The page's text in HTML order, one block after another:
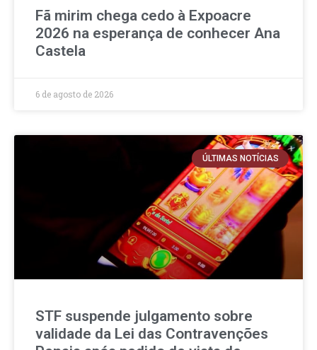
Fã mirim chega cedo à Expoacre
2026 na esperança de conhecer Ana
Castela
6 de agosto de 2026
ÚLTIMAS NOTÍCIAS
STF suspende julgamento sobre
validade da Lei das Contravenções